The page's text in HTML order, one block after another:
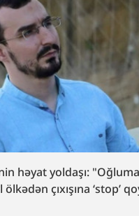
həyat yoldaşı:
çıxışına ‘stop’